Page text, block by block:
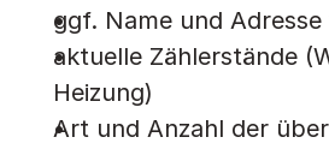
ggf. Name und Adresse
aktuelle Zählerstände
Heizung)
Art und Anzahl der